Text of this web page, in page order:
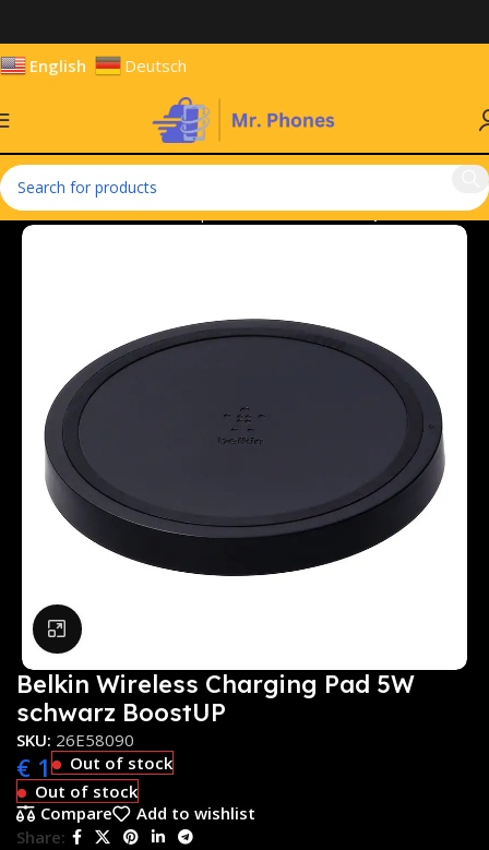
English Deutsch
Home Hardware & Components Cables & Adapters
Click to enlarge
Belkin Wireless Charging Pad 5W
schwarz BoostUP
SKU: 26E58090
€ 1
Out of stock
Out of stock
Compare
Add to wishlist
Share: